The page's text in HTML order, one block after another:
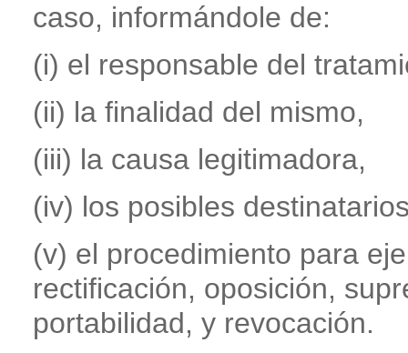
caso, informándole de:
(i) el responsable del
(ii) la finalidad del mismo,
(iii) la causa legitimadora,
(iv) los posibles
(v) el procedimiento para
rectificación, oposición,
portabilidad, y revocación.